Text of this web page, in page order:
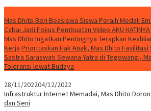
Mas Dhito Beri Beasiswa Siswa Peraih Medali
Cabai Jadi Fokus Pembuatan Video AKU
Mas Dhito Ingatkan Pentingnya Terapkan
Kerja Prioritaskan Hak Anak, Mas Dhito Fasilitasi
Sastra Saraswati Sewana Yatra di Tegowangi,
Toleransi lewat Budaya
28/11/202204/12/2022
Infrastruktur Internet Memadai, Mas Dhito
dan Seni